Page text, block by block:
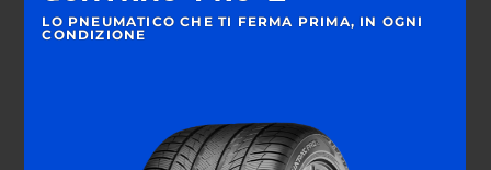
LO PNEUMATICO CHE TI FERMA PRIMA, IN OGNI
CONDIZIONE